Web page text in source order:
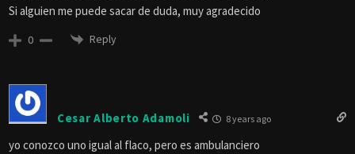
Si alguien me puede sacar de duda, muy agradecido
0 Reply
Cesar Alberto Adamoli 8 years ago
yo conozco uno igual al flaco, pero es ambulanciero